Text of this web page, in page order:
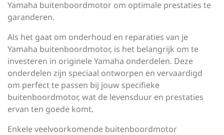
Yamaha buitenboordmotor om optimale prestaties te
garanderen.
Als het gaat om onderhoud en reparaties van je
Yamaha buitenboordmotor, is het belangrijk om te
investeren in originele Yamaha onderdelen. Deze
onderdelen zijn speciaal ontworpen en vervaardigd
om perfect te passen bij jouw specifieke
buitenboordmotor, wat de levensduur en prestaties
ervan ten goede komt.
Enkele veelvoorkomende buitenboordmotor